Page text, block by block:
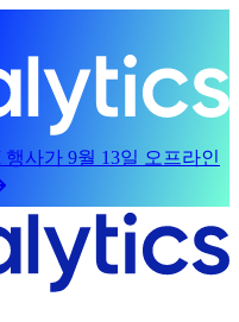
사가 9월 13일 오프라인